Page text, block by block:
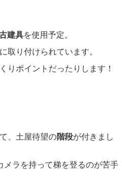
建具を使用予定。
取り付けられています。
りポイントだったりします！
、土屋待望の階段が付きまし
メラを持って梯を登るのが苦手